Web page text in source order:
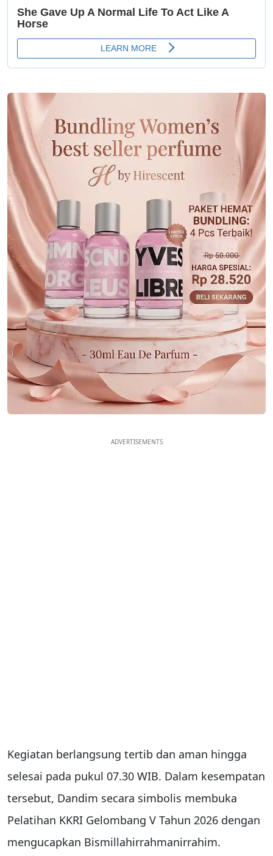
ADVERTISEMENTS
Kegiatan berlangsung tertib dan aman hingga
selesai pada pukul 07.30 WIB. Dalam kesempatan
tersebut, Dandim secara simbolis membuka
Pelatihan KKRI Gelombang V Tahun 2026 dengan
mengucapkan Bismillahirrahmanirrahim.